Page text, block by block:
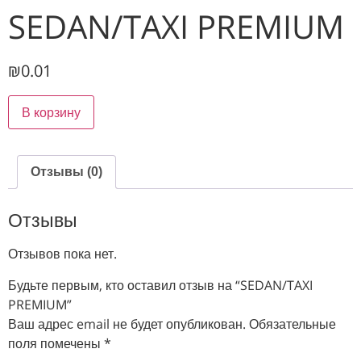
SEDAN/TAXI PREMIUM
₪0.01
В корзину
Отзывы (0)
Отзывы
Отзывов пока нет.
Будьте первым, кто оставил отзыв на “SEDAN/TAXI
PREMIUM”
Ваш адрес email не будет опубликован. Обязательные
поля помечены *